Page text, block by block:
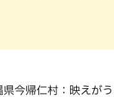
県今帰仁村：映えが